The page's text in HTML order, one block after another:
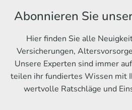
Abonnieren Sie
Hier finden Sie alle
Versicherungen,
Unsere Experten sind immer
teilen ihr fundiertes Wissen mit
wertvolle Ratschläge und